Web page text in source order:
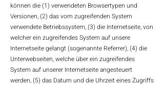
können die (1) verwendeten Browsertypen und
Versionen, (2) das vom zugreifenden System
verwendete Betriebssystem, (3) die Internetseite, von
welcher ein zugreifendes System auf unsere
Internetseite gelangt (sogenannte Referrer), (4) die
Unterwebseiten, welche über ein zugreifendes
System auf unserer Internetseite angesteuert
werden, (5) das Datum und die Uhrzeit eines Zugriffs